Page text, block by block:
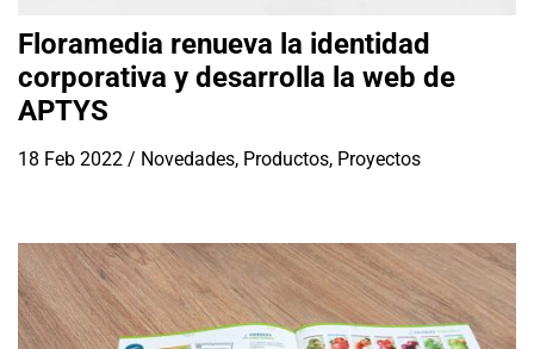
Floramedia renueva la identidad
corporativa y desarrolla la web de
APTYS
18 Feb 2022 / Novedades, Productos, Proyectos